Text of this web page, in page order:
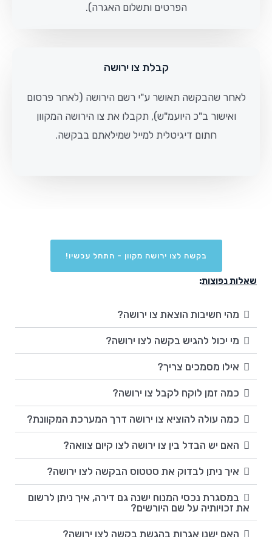
הפרטים ותשלום האגרה).
קבלת צו ירושה
לאחר שהבקשה תאושר ע"י רשם הירושה (לאחר פרסום
ואישור ב"כ היועמ"ש), תקבלו את צו הירושה המקוון
חתום דיגיטלית למייל שמילאתם בבקשה.
בקשה לצו ירושה מקוון - התחל עכשיו!
שאלות נפוצות:
מהי חשיבות הוצאת צו ירושה?
מי יכול להגיש בקשה לצו ירושה?
אילו מסמכים צריך?
כמה זמן לוקח לקבל צו ירושה?
כמה עולה להוציא צו ירושה דרך המערכת המקוונת?
האם יש הבדל בין צו ירושה לצו קיום צוואה?
איך ניתן לבדוק את סטטוס הבקשה לצו ירושה?
במסגרת נכסי המנוח ישנה גם דירה, איך ניתן לרשום
את זכויותיה על שם היורשים?
האם ישנן אגרות בהגשת בקשה לצו ירושה?